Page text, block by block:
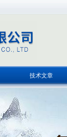
技术文章